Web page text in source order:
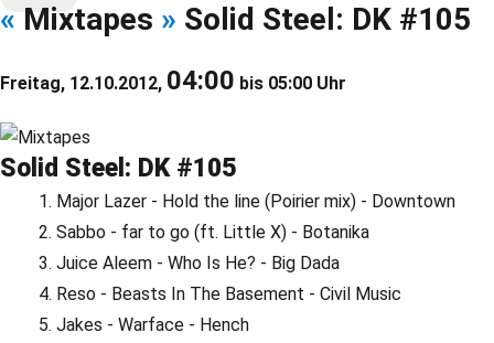
« Mixtapes » Solid Steel: DK #105
Freitag, 12.10.2012, 04:00 bis 05:00 Uhr
Solid Steel: DK #105
Major Lazer - Hold the line (Poirier mix) - Downtown
Sabbo - far to go (ft. Little X) - Botanika
Juice Aleem - Who Is He? - Big Dada
Reso - Beasts In The Basement - Civil Music
Jakes - Warface - Hench